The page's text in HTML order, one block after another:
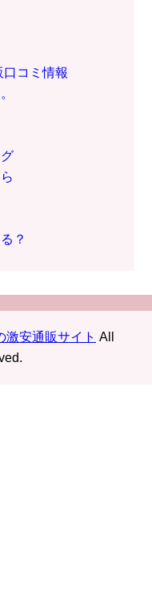
コミ情報
？
激安通販サイト All